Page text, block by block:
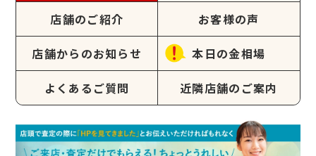
店舗のご紹介 お客様の声
店舗からのお知らせ 本日の金相場
よくあるご質問 近隣店舗のご案内